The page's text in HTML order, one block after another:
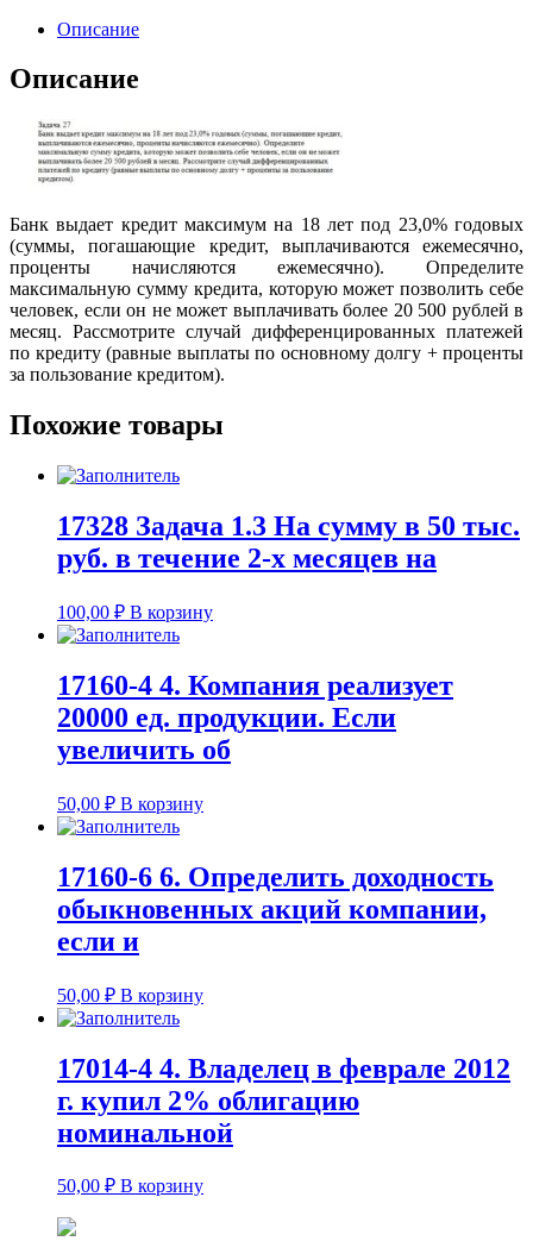
Описание
Описание
Банк выдает кредит максимум на 18 лет под 23,0% годовых
(суммы, погашающие кредит, выплачиваются ежемесячно,
проценты начисляются ежемесячно). Определите
максимальную сумму кредита, которую может позволить себе
человек, если он не может выплачивать более 20 500 рублей в
месяц. Рассмотрите случай дифференцированных платежей
по кредиту (равные выплаты по основному долгу + проценты
за пользование кредитом).
Похожие товары
17328 Задача 1.3 На сумму в 50 тыс.
руб. в течение 2-х месяцев на
100,00 ₽ В корзину
17160-4 4. Компания реализует
20000 ед. продукции. Если
увеличить об
50,00 ₽ В корзину
17160-6 6. Определить доходность
обыкновенных акций компании,
если и
50,00 ₽ В корзину
17014-4 4. Владелец в феврале 2012
г. купил 2% облигацию
номинальной
50,00 ₽ В корзину